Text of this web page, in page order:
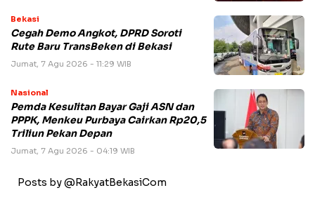
Bekasi
Cegah Demo Angkot, DPRD Soroti
Rute Baru TransBeken di Bekasi
Jumat, 7 Agu 2026 - 11:29 WIB
Nasional
Pemda Kesulitan Bayar Gaji ASN dan
PPPK, Menkeu Purbaya Cairkan Rp20,5
Triliun Pekan Depan
Jumat, 7 Agu 2026 - 04:19 WIB
Posts by @RakyatBekasiCom